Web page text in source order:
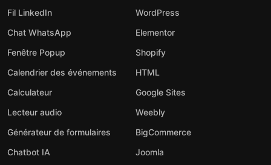
Fil LinkedIn
Chat WhatsApp
Fenêtre Popup
Calendrier des événements
Calculateur
Lecteur audio
Générateur de formulaires
Chatbot IA
WordPress
Elementor
Shopify
HTML
Google Sites
Weebly
BigCommerce
Joomla